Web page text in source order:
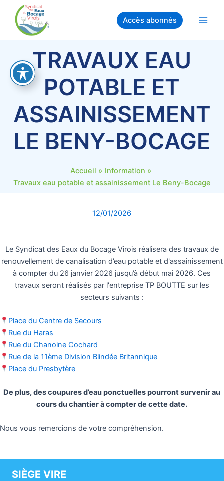
contenu
Accès abonnés
TRAVAUX EAU
POTABLE ET
ASSAINISSEMENT
LE BENY-BOCAGE
Accueil
Information
Travaux eau potable et assainissement Le Beny-Bocage
12/01/2026
Le Syndicat des Eaux du Bocage Virois réalisera des travaux de
renouvellement de canalisation d’eau potable et d'assainissement
à compter du 26 janvier 2026 jusqu’à début mai 2026. Ces
travaux seront réalisés par l'entreprise TP BOUTTE sur les
secteurs suivants :
Place du Centre de Secours
Rue du Haras
Rue du Chanoine Cochard
Rue de la 11ème Division Blindée Britannique
Place du Presbytère
De plus, des coupures d’eau ponctuelles pourront survenir au
cours du chantier à compter de cette date.
Nous vous remercions de votre compréhension.
SIÈGE VIRE